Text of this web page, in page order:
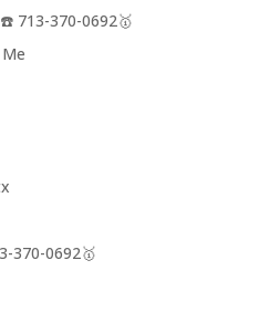
713-370-0692🥇
370-0692🥇